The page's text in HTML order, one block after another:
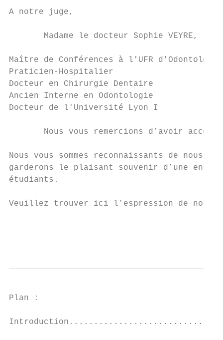
A notre juge,
       Madame le docteur Sophie VEYRE,
Maître de Conférences à l'UFR
Praticien-Hospitalier
Docteur en Chirurgie Dentaire
Ancien Interne en Odontologie
Docteur de l'Université Lyon I
Nous vous remercions d’avoir
Nous vous sommes reconnaissants de nous
garderons le plaisant souvenir d’une
étudiants.
Veuillez trouver ici l’espression de notre
Plan :